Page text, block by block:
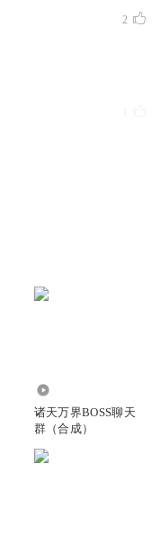
2
诸天万界BOSS聊天
群（合成）